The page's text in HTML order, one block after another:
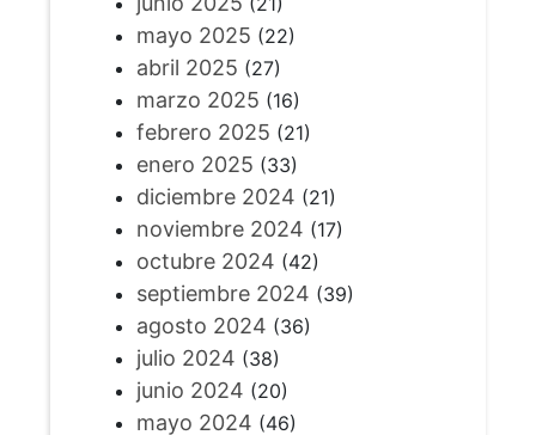
mayo 2025 (22)
abril 2025 (27)
marzo 2025 (16)
febrero 2025 (21)
enero 2025 (33)
diciembre 2024 (21)
noviembre 2024 (17)
octubre 2024 (42)
septiembre 2024 (39)
agosto 2024 (36)
julio 2024 (38)
junio 2024 (20)
mayo 2024 (46)